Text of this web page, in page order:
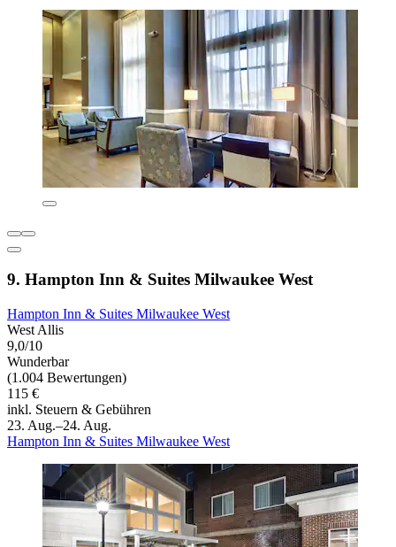
9. Hampton Inn & Suites Milwaukee West
Hampton Inn & Suites Milwaukee West
West Allis
9,0/10
Wunderbar
(1.004 Bewertungen)
115 €
inkl. Steuern & Gebühren
23. Aug.–24. Aug.
Hampton Inn & Suites Milwaukee West